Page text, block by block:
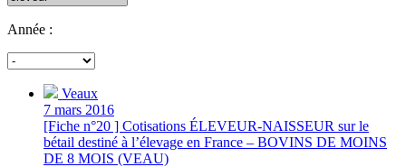
Année :
Veaux
7 mars 2016
[Fiche n°20 ] Cotisations ÉLEVEUR-NAISSEUR sur le
bétail destiné à l’élevage en France – BOVINS DE MOINS
DE 8 MOIS (VEAU)